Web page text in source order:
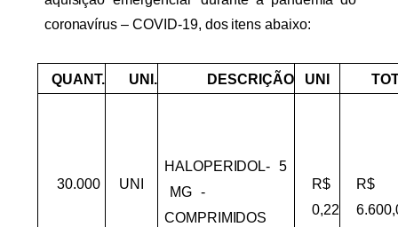
coronavírus – COVID-19, dos itens abaixo:
QUANT. UNI. DESCRIÇÃO UNI
30.000 UNI
HALOPERIDOL-
5
MG
-
COMPRIMIDOS
R$
0,22
R$